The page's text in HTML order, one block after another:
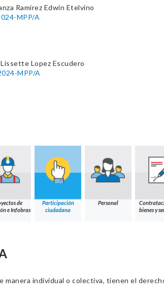
Ramirez Edwin Etelvino
MPP/A
Lopez Escudero
MPP/A
de
e Infobras
Participación
ciudadana
Personal
bienes y
manera individual o colectiva, tienen el